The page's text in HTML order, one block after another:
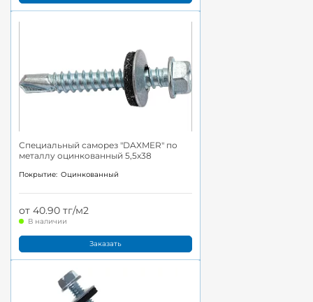
Специальный саморез "DAXMER" по
металлу оцинкованный 5,5x38
Покрытие: Оцинкованный
от 40.90 тг/м2
В наличии
Заказать